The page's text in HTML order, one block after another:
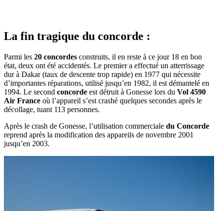
La fin tragique du concorde :
Parmi les 20 concordes construits, il en reste à ce jour 18 en bon
état, deux ont été accidentés. Le premier a effectué un atterrissage
dur à Dakar (taux de descente trop rapide) en 1977 qui nécessite
d’importantes réparations, utilisé jusqu’en 1982, il est démantelé en
1994. Le second concorde est détruit à Gonesse lors du Vol 4590
Air France où l’appareil s’est crashé quelques secondes après le
décollage, tuant 113 personnes.
Après le crash de Gonesse, l’utilisation commerciale du Concorde
reprend après la modification des appareils de novembre 2001
jusqu’en 2003.